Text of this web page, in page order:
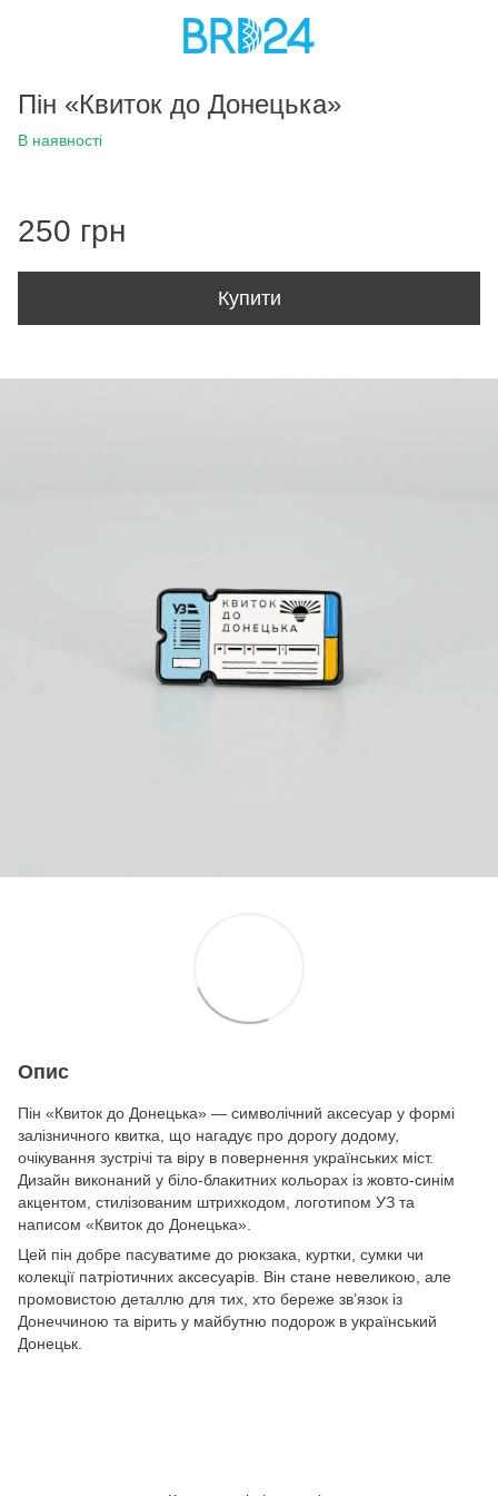
Пін «Квиток до Донецька»
В наявності
250 грн
Купити
Опис
Пін «Квиток до Донецька» — символічний аксесуар у формі
залізничного квитка, що нагадує про дорогу додому,
очікування зустрічі та віру в повернення українських міст.
Дизайн виконаний у біло-блакитних кольорах із жовто-синім
акцентом, стилізованим штрихкодом, логотипом УЗ та
написом «Квиток до Донецька».
Цей пін добре пасуватиме до рюкзака, куртки, сумки чи
колекції патріотичних аксесуарів. Він стане невеликою, але
промовистою деталлю для тих, хто береже зв’язок із
Донеччиною та вірить у майбутню подорож в український
Донецьк.